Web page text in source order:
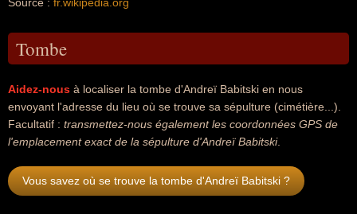
Tombe
Aidez-nous à localiser la tombe d'Andreï Babitski en nous
envoyant l'adresse du lieu où se trouve sa sépulture (cimétière...).
Facultatif : transmettez-nous également les coordonnées GPS de
l'emplacement exact de la sépulture d'Andreï Babitski.
Vous savez où se trouve la tombe d'Andreï Babitski ?